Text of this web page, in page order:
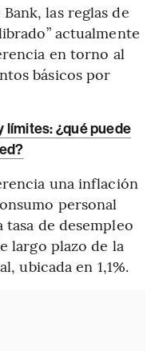
las reglas de
actualmente
en torno al
básicos por
límites: ¿qué puede
una inflación
personal
tasa de desempleo
largo plazo de la
ubicada en 1,1%.